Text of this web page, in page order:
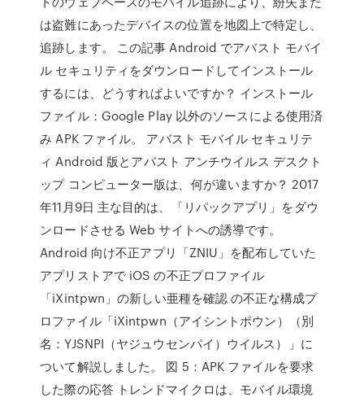
は盗難にあったデバイスの位置を地図上で特定し、
追跡します。 この記事 Android でアバスト モバイ
ル セキュリティをダウンロードしてインストール
するには、どうすればよいですか？ インストール
ファイル：Google Play 以外のソースによる使用済
み APK ファイル。 アバスト モバイル セキュリテ
ィ Android 版とアバスト アンチウイルス デスクト
ップ コンピューター版は、何が違いますか？ 2017
年11月9日 主な目的は、「リパックアプリ」をダウ
ンロードさせる Web サイトへの誘導です。
Android 向け不正アプリ「ZNIU」を配布していた
アプリストアで iOS の不正プロファイル
「iXintpwn」の新しい亜種を確認 の不正な構成プ
ロファイル「iXintpwn（アイシントポウン）（別
名：YJSNPI（ヤジュウセンパイ）ウイルス）」に
ついて解説しました。 図 5：APK ファイルを要求
した際の応答 トレンドマイクロは、モバイル環境